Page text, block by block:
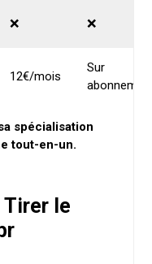
❌ ❌
12€/mois
Sur
spécialisation
tout-en-un.
Tirer le